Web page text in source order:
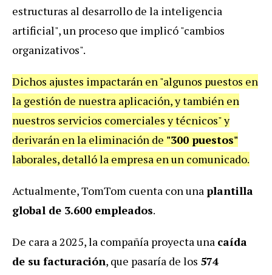
estructuras al desarrollo de la inteligencia
artificial", un proceso que implicó "cambios
organizativos".
Dichos ajustes impactarán en "algunos puestos en
la gestión de nuestra aplicación, y también en
nuestros servicios comerciales y técnicos" y
derivarán en la eliminación de "300 puestos"
laborales, detalló la empresa en un comunicado.
Actualmente, TomTom cuenta con unaplantilla
global de 3.600 empleados.
De cara a 2025, la compañía proyecta una caída
de su facturación, que pasaría de los 574